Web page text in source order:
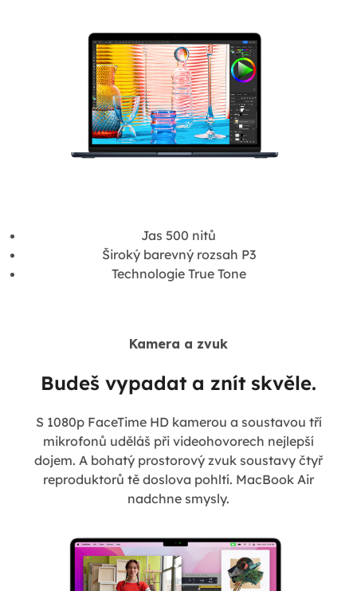
Jas 500 nitů
Široký barevný rozsah P3
Technologie True Tone
Kamera a zvuk
Budeš vypadat a znít skvěle.
S 1080p FaceTime HD kamerou a soustavou tří
mikrofonů uděláš při videohovorech nejlepší
dojem. A bohatý prostorový zvuk soustavy čtyř
reproduktorů tě doslova pohltí. MacBook Air
nadchne smysly.